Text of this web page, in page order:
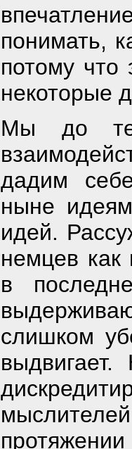
понимать,
потому что
некоторые
Мы до
дадим
ныне
идей.
немцев
в
слишком